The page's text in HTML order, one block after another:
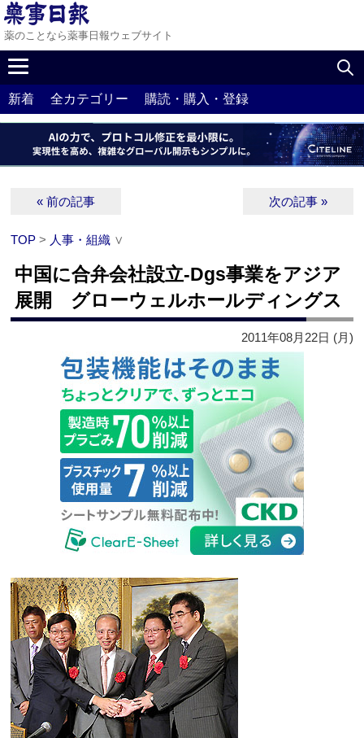
薬のことなら薬事日報ウェブサイト
新着 全カテゴリー 購読・購入・登録
« 前の記事 次の記事 »
TOP > 人事・組織 ∨
中国に合弁会社設立‐Dgs事業をアジア
展開 グローウェルホールディングス
2011年08月22日 (月)